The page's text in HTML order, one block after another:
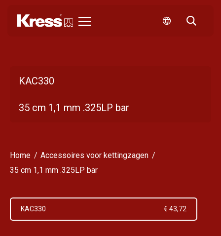
KAC330
35 cm 1,1 mm .325LP bar
Home
Accessoires voor kettingzagen
35 cm 1,1 mm .325LP bar
KAC330 € 43,72